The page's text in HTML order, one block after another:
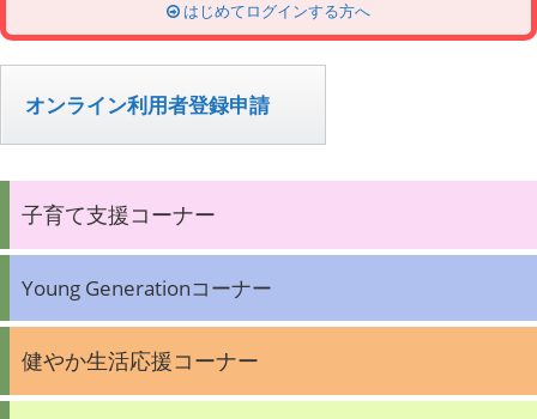
はじめてログインする方へ
オンライン利用者登録申請
子育て支援コーナー
Young Generationコーナー
健やか生活応援コーナー